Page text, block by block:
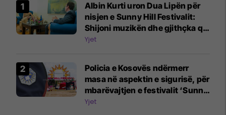
Albin Kurti uron Dua Lipën për
nisjen e Sunny Hill Festivalit:
Shijoni muzikën dhe gjithçka që
ofrojnë Prishtina e Kosova
Yjet
Policia e Kosovës ndërmerr
masa në aspektin e sigurisë, për
mbarëvajtjen e festivalit ‘Sunny
Hill-2026’
Yjet